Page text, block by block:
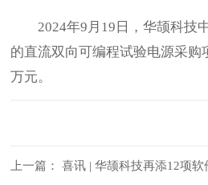
2024年9月19日，华颉科技中
的直流双向可编程试验电源采购
万元。
上一篇： 喜讯 | 华颉科技再添12项软